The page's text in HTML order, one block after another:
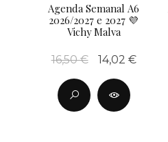
Agenda Semanal A6
2026/2027 e 2027 💜
Vichy Malva
16,50 € 14,02 €